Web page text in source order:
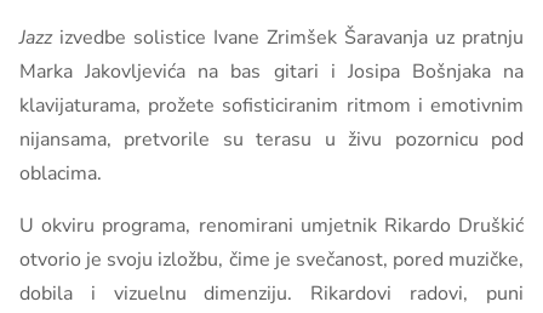
Jazzizvedbe solistice Ivane Zrimšek Šaravanja uz pratnju
Marka Jakovljevića na bas gitari i Josipa Bošnjaka na
klavijaturama, prožete sofisticiranim ritmom i emotivnim
nijansama, pretvorile su terasu u živu pozornicu pod
oblacima.
U okviru programa, renomirani umjetnik Rikardo Druškić
otvorio je svoju izložbu, čime je svečanost, pored muzičke,
dobila i vizuelnu dimenziju. Rikardovi radovi, puni